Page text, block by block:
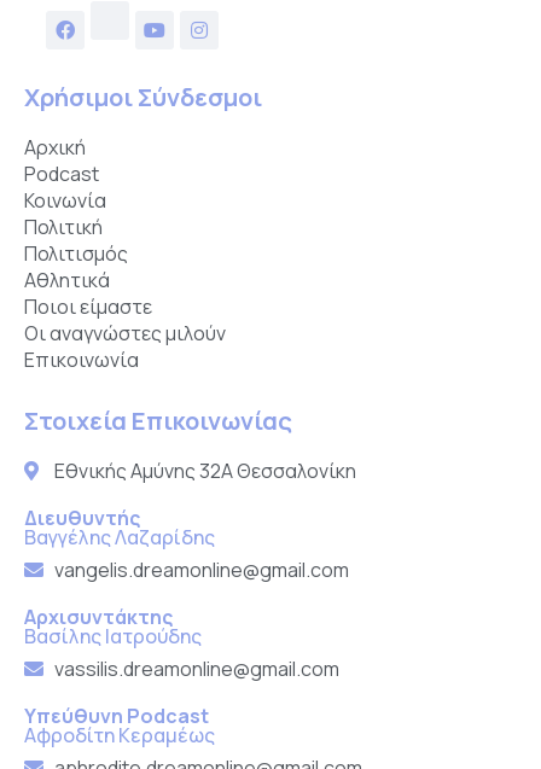
Χρήσιμοι Σύνδεσμοι
Αρχική
Podcast
Κοινωνία
Πολιτική
Πολιτισμός
Αθλητικά
Ποιοι είμαστε
Οι αναγνώστες μιλούν
Επικοινωνία
Στοιχεία Επικοινωνίας
Εθνικής Αμύνης 32Α Θεσσαλονίκη
Διευθυντής
Βαγγέλης Λαζαρίδης
vangelis.dreamonline@gmail.com
Αρχισυντάκτης
Βασίλης Ιατρούδης
vassilis.dreamonline@gmail.com
Υπεύθυνη Podcast
Αφροδίτη Κεραμέως